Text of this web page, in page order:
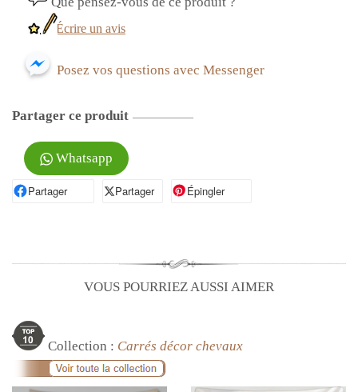
Écrire un avis
Posez vos questions avec Messenger
Partager ce produit
Whatsapp
PartagerPartager sur Facebook
Partager
Partager sur XÉpinglerÉpingler sur Pinterest
VOUS POURRIEZ AUSSI AIMER
Collection : Carrés décor chevaux